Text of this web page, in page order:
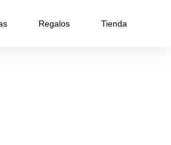
Regalos Tienda